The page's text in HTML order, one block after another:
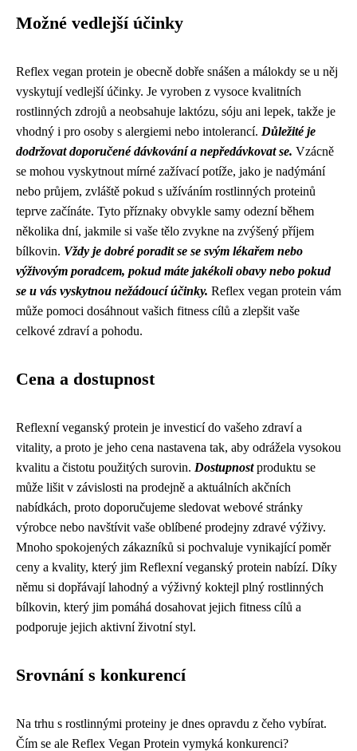
Možné vedlejší účinky
Reflex vegan protein je obecně dobře snášen a málokdy se u něj
vyskytují vedlejší účinky. Je vyroben z vysoce kvalitních
rostlinných zdrojů a neobsahuje laktózu, sóju ani lepek, takže je
vhodný i pro osoby s alergiemi nebo intolerancí. Důležité je
dodržovat doporučené dávkování a nepředávkovat se. Vzácně
se mohou vyskytnout mírné zažívací potíže, jako je nadýmání
nebo průjem, zvláště pokud s užíváním rostlinných proteinů
teprve začínáte. Tyto příznaky obvykle samy odezní během
několika dní, jakmile si vaše tělo zvykne na zvýšený příjem
bílkovin. Vždy je dobré poradit se se svým lékařem nebo
výživovým poradcem, pokud máte jakékoli obavy nebo pokud
se u vás vyskytnou nežádoucí účinky. Reflex vegan protein vám
může pomoci dosáhnout vašich fitness cílů a zlepšit vaše
celkové zdraví a pohodu.
Cena a dostupnost
Reflexní veganský protein je investicí do vašeho zdraví a
vitality, a proto je jeho cena nastavena tak, aby odrážela vysokou
kvalitu a čistotu použitých surovin. Dostupnostproduktu se
může lišit v závislosti na prodejně a aktuálních akčních
nabídkách, proto doporučujeme sledovat webové stránky
výrobce nebo navštívit vaše oblíbené prodejny zdravé výživy.
Mnoho spokojených zákazníků si pochvaluje vynikající poměr
ceny a kvality, který jim Reflexní veganský protein nabízí. Díky
němu si dopřávají lahodný a výživný koktejl plný rostlinných
bílkovin, který jim pomáhá dosahovat jejich fitness cílů a
podporuje jejich aktivní životní styl.
Srovnání s konkurencí
Na trhu s rostlinnými proteiny je dnes opravdu z čeho vybírat.
Čím se ale Reflex Vegan Protein vymyká konkurenci?